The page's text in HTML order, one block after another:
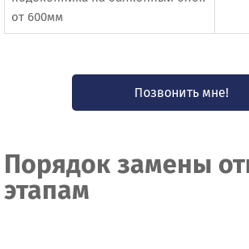
от 600мм
Позвонить мне!
Порядок замены
этапам